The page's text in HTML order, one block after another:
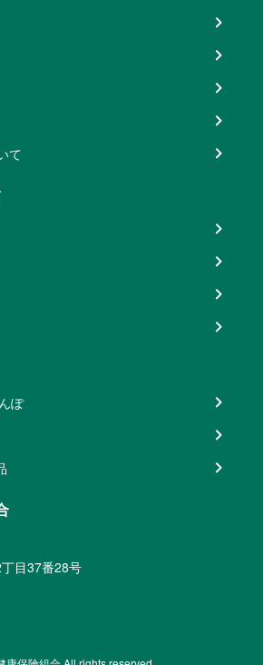
て
ぽ
目37番28号